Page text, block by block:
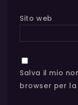
Sito web
Salva il mio
browser per